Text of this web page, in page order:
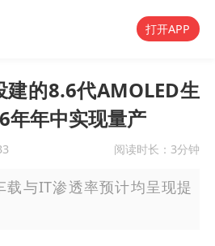
打开APP
建的8.6代AMOLED生
年年中实现量产
阅读时长： 3分钟
载与IT渗透率预计均呈现提